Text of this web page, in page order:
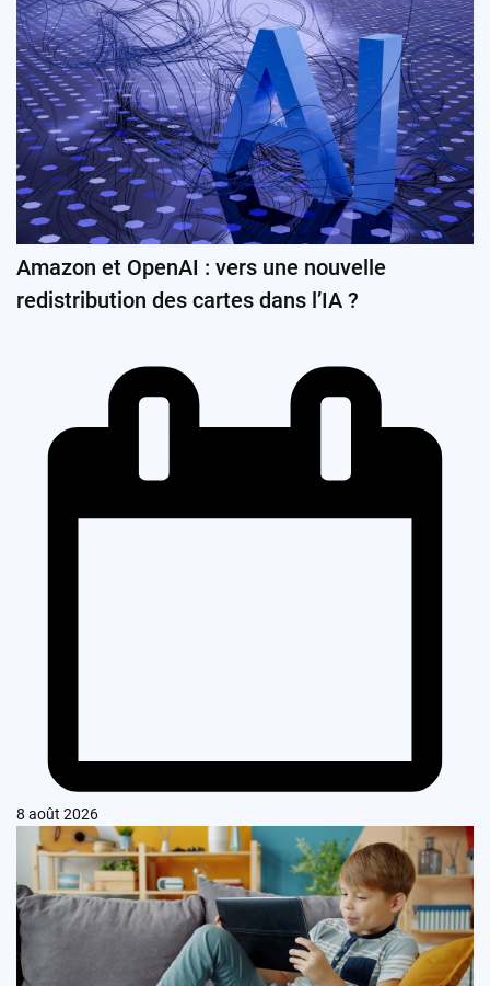
Amazon et OpenAI : vers une nouvelle
redistribution des cartes dans l’IA ?
8 août 2026